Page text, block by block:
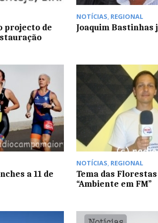
projecto de
NOTÍCIAS, REGIONAL
Joaquim Bastinhas
a 11 de
NOTÍCIAS, REGIONAL
Tema das
“Ambiente em FM”